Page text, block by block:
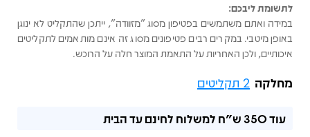
לתשומת ליבכם:
במידה ואתם משתמשים בפטיפון מסוג "מזוודה", ייתכן שהתקליט לא ינוגן
באופן מיטבי. במקרים רבים פטיפונים מסוג זה אינם מותאמים לתקליטים
איכותיים, ולכן האחריות על התאמת המוצר חלה על הרוכש.
מחלקה 2 תקליטים
עוד350 ש"ח למשלוח לחינם עד הבית